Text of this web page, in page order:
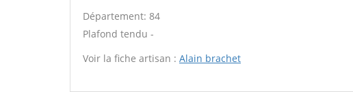
Département: 84
Plafond tendu -
Voir la fiche artisan : Alain brachet